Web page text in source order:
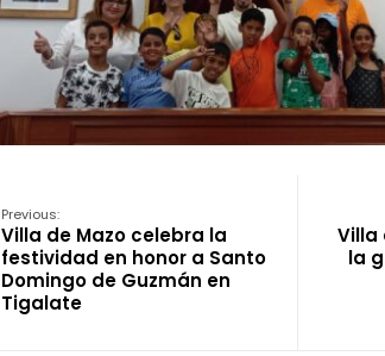
Previous:
Villa de Mazo celebra la
festividad en honor a Santo
Domingo de Guzmán en
Tigalate
Villa
la